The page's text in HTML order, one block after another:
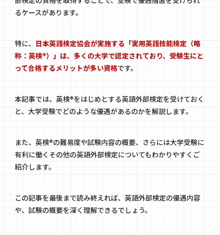
るケースがあります。
特に、 日本英語検定協会が実施する「実用英語技能検定（略
称：英検®）」は、多くの大学で認定されており、受験生にと
って合格するメリットが多い資格です。
本記事では、英検®をはじめとする英語外部検定を受けておく
と、大学受験でどのような優遇があるのかを解説します。
また、英検®の難易度や試験内容の概要、さらには大学受験に
有利に働くその他の英語外部検定についてもわかりやすくご
紹介します。
この記事を最後まで読み終えれば、英語外部検定の優遇内容
や、試験の概要を深く理解できるでしょう。